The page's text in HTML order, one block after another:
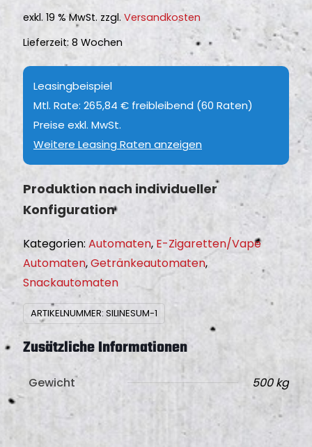
O
t
d
o
o
r
-
A
u
t
m
a
t
M
e
n
e
€
1
.
,
0
exkl. 19 % MwSt. zzgl. Versandkosten
Lieferzeit: 8 Wochen
Leasingbeispiel
Mtl. Rate: 265,84 € freibleibend (60 Raten)
Preise exkl. MwSt.
Weitere Leasing Raten anzeigen
Produktion nach individueller
Konfiguration
Kategorien: Automaten, E-Zigaretten/Vape
Automaten,Getränkeautomaten,
Snackautomaten
ARTIKELNUMMER: SILINESUM-1
Zusätzliche Informationen
Gewicht 500 kg